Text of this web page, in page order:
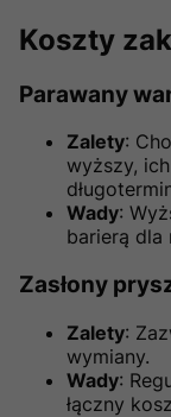
Koszty
Parawany
Zalety:
wyższy,
Wady:
barierą dla
Zasłony
Zalety:
wymiany.
Wady:
łączny